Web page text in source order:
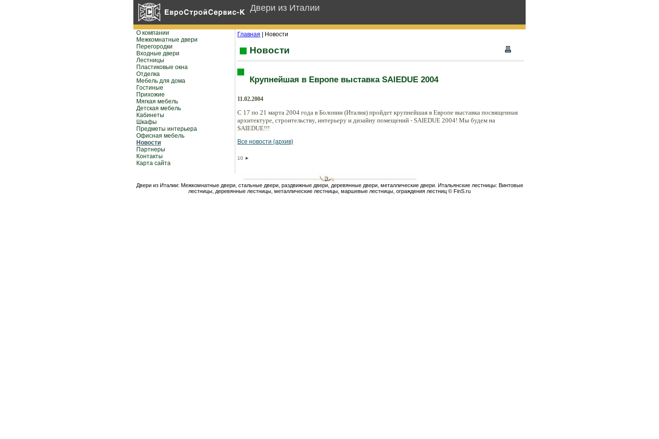
Двери из Италии
О компании
Межкомнатные двери
Перегородки
Входные двери
Лестницы
Пластиковые окна
Отделка
Мебель для дома
Гостиные
Прихожие
Мягкая мебель
Детская мебель
Кабинеты
Шкафы
Предметы интерьера
Офисная мебель
Новости
Партнеры
Контакты
Карта сайта
Главная | Новости
Новости
Крупнейшая в Европе выставка SAIEDUE 2004
11.02.2004
C 17 по 21 марта 2004 года в Болонии (Италия) пройдет крупнейшая в Европе выставка посвященная
архитектуре, строительству, интерьеру и дизайну помещений - SAIEDUE 2004! Мы будем на
SAIEDUE!!!
Все новости (архив)
10 ►
Двери из Италии: Межкомнатные двери, стальные двери, раздвижные двери, деревянные двери, металлические двери. Итальянские лестницы: Винтовые
лестницы, деревянные лестницы, металлические лестницы, маршевые лестницы, ограждения лестниц © FinS.ru